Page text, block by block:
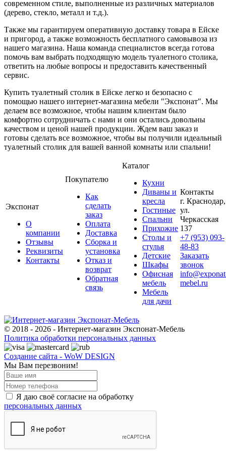
современном стиле, выполненные из различных материалов
(дерево, стекло, металл и т.д.).
Также мы гарантируем оперативную доставку товара в Ейске
и пригород, а также возможность бесплатного самовывоза из
нашего магазина. Наша команда специалистов всегда готова
помочь вам выбрать подходящую модель туалетного столика,
ответить на любые вопросы и предоставить качественный
сервис.
Купить туалетный столик в Ейске легко и безопасно с
помощью нашего интернет-магазина мебели "Экспонат". Мы
делаем все возможное, чтобы нашим клиентам было
комфортно сотрудничать с нами и они остались довольны
качеством и ценой нашей продукции. Ждем ваш заказ и
готовы сделать все возможное, чтобы вы получили идеальный
туалетный столик для вашей ванной комнаты или спальни!
Экспонат
О
компании
Отзывы
Реквизиты
Контакты
Покупателю
Как
сделать
заказ
Оплата
Доставка
Сборка и
установка
Отказ и
возврат
Обратная
связь
Каталог
Кухни
Диваны и
кресла
Гостиные
Спальни
Прихожие
Столы и
стулья
Детские
Шкафы
Офисная
мебель
Мебель
для дачи
Контакты
г. Краснодар,
ул.
Черкасская
137
+7 (953) 093-
48-83
Заказать
звонок
mebel.ru
© 2018 - 2026 - Интернет-магазин Экспонат-Мебель
Политика обработки персональных данных
Создание сайта - WoW DESIGN
Мы Вам перезвоним!
Я даю своё согласие на обработку
персональных данных